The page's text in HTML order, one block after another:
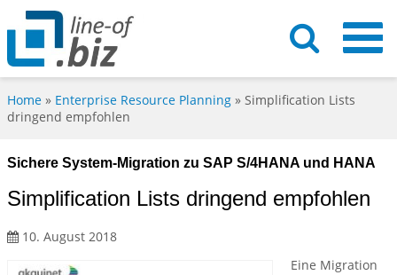
Home » Enterprise Resource Planning » Simplification Lists
dringend empfohlen
Sichere System-Migration zu SAP S/4HANA und HANA
Simplification Lists dringend empfohlen
10. August 2018
Eine Migration